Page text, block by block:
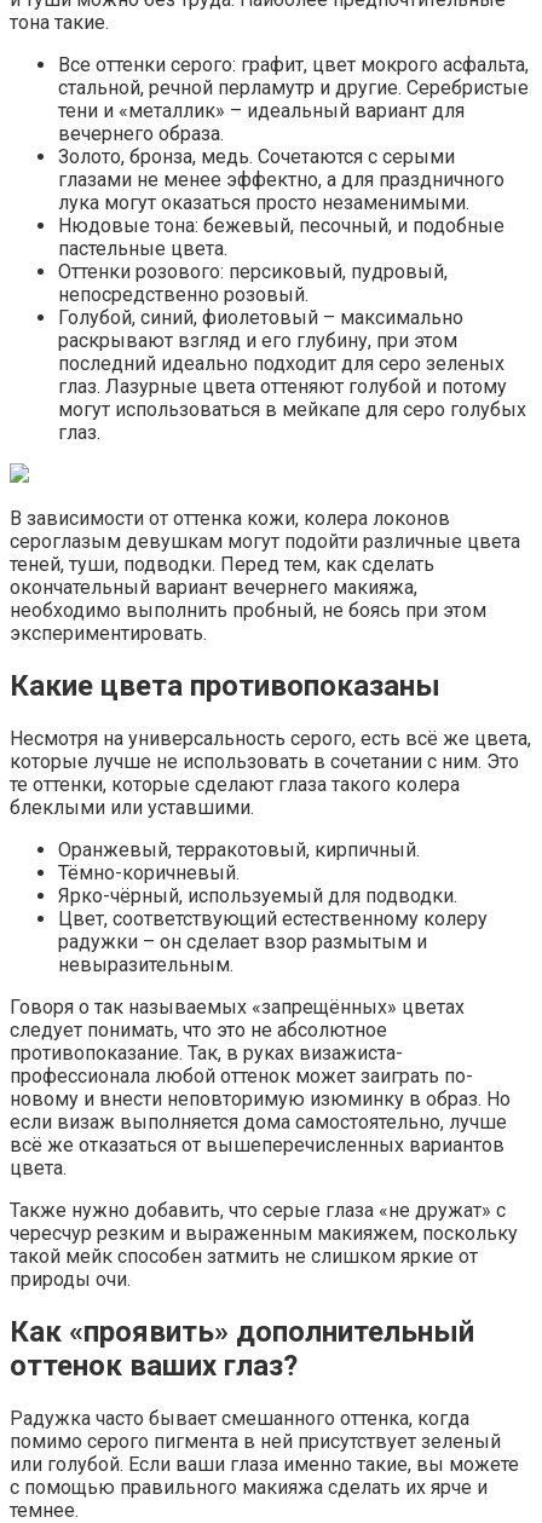
тона такие.
Все оттенки серого: графит, цвет мокрого асфальта,
стальной, речной перламутр и другие. Серебристые
тени и «металлик» – идеальный вариант для
вечернего образа.
Золото, бронза, медь. Сочетаются с серыми
глазами не менее эффектно, а для праздничного
лука могут оказаться просто незаменимыми.
Нюдовые тона: бежевый, песочный, и подобные
пастельные цвета.
Оттенки розового: персиковый, пудровый,
непосредственно розовый.
Голубой, синий, фиолетовый – максимально
раскрывают взгляд и его глубину, при этом
последний идеально подходит для серо зеленых
глаз. Лазурные цвета оттеняют голубой и потому
могут использоваться в мейкапе для серо голубых
глаз.
В зависимости от оттенка кожи, колера локонов
сероглазым девушкам могут подойти различные цвета
теней, туши, подводки. Перед тем, как сделать
окончательный вариант вечернего макияжа,
необходимо выполнить пробный, не боясь при этом
экспериментировать.
Какие цвета противопоказаны
Несмотря на универсальность серого, есть всё же цвета,
которые лучше не использовать в сочетании с ним. Это
те оттенки, которые сделают глаза такого колера
блеклыми или уставшими.
Оранжевый, терракотовый, кирпичный.
Тёмно-коричневый.
Ярко-чёрный, используемый для подводки.
Цвет, соответствующий естественному колеру
радужки – он сделает взор размытым и
невыразительным.
Говоря о так называемых «запрещённых» цветах
следует понимать, что это не абсолютное
противопоказание. Так, в руках визажиста-
профессионала любой оттенок может заиграть по-
новому и внести неповторимую изюминку в образ. Но
если визаж выполняется дома самостоятельно, лучше
всё же отказаться от вышеперечисленных вариантов
цвета.
Также нужно добавить, что серые глаза «не дружат» с
чересчур резким и выраженным макияжем, поскольку
такой мейк способен затмить не слишком яркие от
природы очи.
Как «проявить» дополнительный
оттенок ваших глаз?
Радужка часто бывает смешанного оттенка, когда
помимо серого пигмента в ней присутствует зеленый
или голубой. Если ваши глаза именно такие, вы можете
с помощью правильного макияжа сделать их ярче и
темнее.